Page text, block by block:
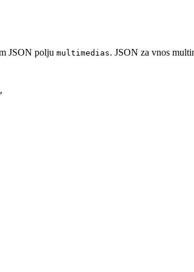
JSON polju multimedias. JSON za vnos
,